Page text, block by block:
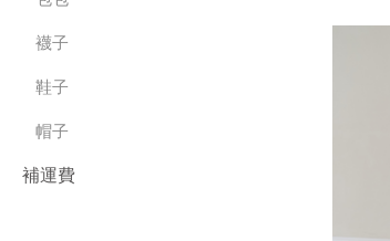
襪子
鞋子
帽子
補運費